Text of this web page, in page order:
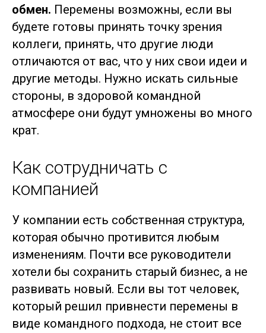
обмен. Перемены возможны, если вы
будете готовы принять точку зрения
коллеги, принять, что другие люди
отличаются от вас, что у них свои идеи и
другие методы. Нужно искать сильные
стороны, в здоровой командной
атмосфере они будут умножены во много
крат.
Как сотрудничать с
компанией
У компании есть собственная структура,
которая обычно противится любым
изменениям. Почти все руководители
хотели бы сохранить старый бизнес, а не
развивать новый. Если вы тот человек,
который решил привнести перемены в
виде командного подхода, не стоит все